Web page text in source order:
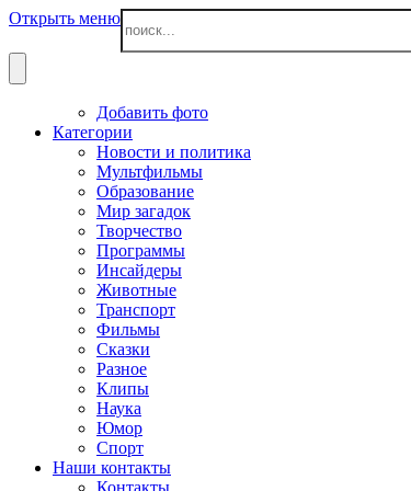
Открыть меню
Добавить фото
Категории
Новости и политика
Мультфильмы
Образование
Мир загадок
Творчество
Программы
Инсайдеры
Животные
Транспорт
Фильмы
Сказки
Разное
Клипы
Наука
Юмор
Спорт
Наши контакты
Контакты